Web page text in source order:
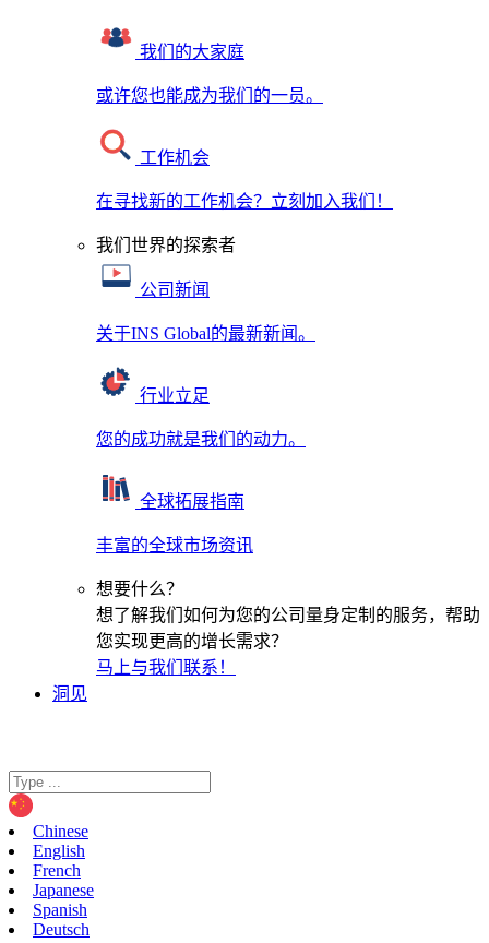
我们的大家庭
或许您也能成为我们的一员。
工作机会
在寻找新的工作机会？立刻加入我们！
我们世界的探索者
公司新闻
关于INS Global的最新新闻。
行业立足
您的成功就是我们的动力。
全球拓展指南
丰富的全球市场资讯
想要什么？
想了解我们如何为您的公司量身定制的服务，帮助
您实现更高的增长需求？
马上与我们联系！
洞见
Chinese
English
French
Japanese
Spanish
Deutsch